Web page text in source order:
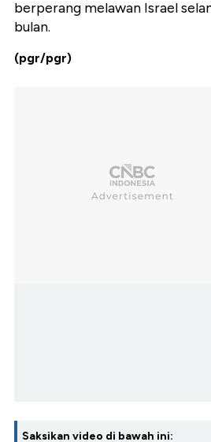
berperang melawan Israel
bulan.
(pgr/pgr)
Saksikan video di bawah ini: